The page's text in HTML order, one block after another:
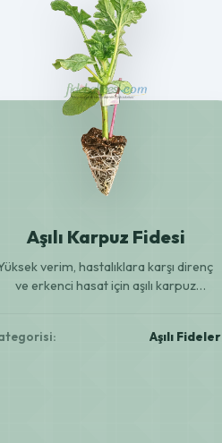
Aşılı Karpuz Fidesi
verim, hastalıklara karşı direnç
ve erkenci hasat için aşılı karpuz
Aşılı Fideler